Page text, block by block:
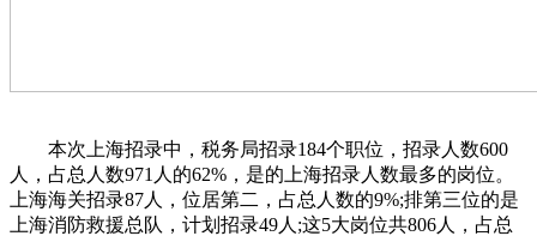
本次上海招录中，税务局招录184个职位，招录人数600
人，占总人数971人的62%，是的上海招录人数最多的岗位。
上海海关招录87人，位居第二，占总人数的9%;排第三位的是
上海消防救援总队，计划招录49人;这5大岗位共806人，占总